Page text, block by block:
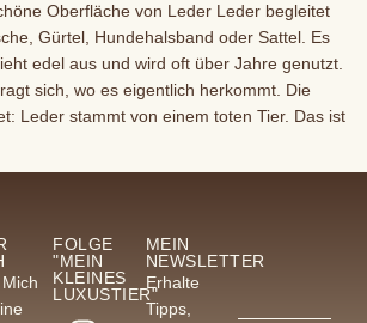
Oberfläche von Leder Leder begleitet
Gürtel, Hundehalsband oder Sattel. Es
edel aus und wird oft über Jahre genutzt.
sich, wo es eigentlich herkommt. Die
Leder stammt von einem toten Tier. Das ist
FOLGE
"MEIN
KLEINES
LUXUSTIER"
MEIN
NEWSLETTER
Erhalte
Tipps,